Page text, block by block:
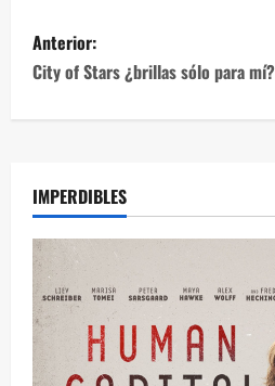
Anterior:
City of Stars ¿brillas sólo para mí?
IMPERDIBLES